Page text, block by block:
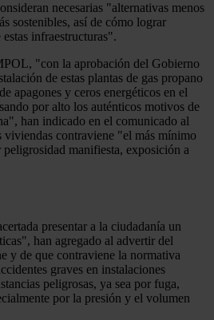
necesarias "alternativas menos
sostenibles, así de cómo lograr
infraestructuras".
"con la aprobación del Gobierno
de estas plantas de gas propano
apagones y ceros energéticos en el
por alto los auténticos motivos de
han indicado en el comunicado al
viviendas contraviene "el más mínimo
manifiesta, exposición a
presentar a la ciudadanía un
han agregado al advertir del
y de que contraviene la normativa
graves en instalaciones
peligrosas, ya sea por fuga,
por la presión y el volumen